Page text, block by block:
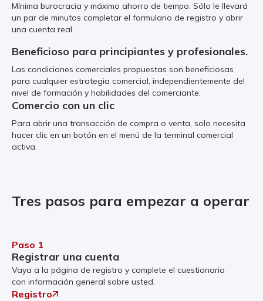
Mínima burocracia y máximo ahorro de tiempo. Sólo le llevará
un par de minutos completar el formulario de registro y abrir
una cuenta real.
Beneficioso para principiantes y profesionales.
Las condiciones comerciales propuestas son beneficiosas
para cualquier estrategia comercial, independientemente del
nivel de formación y habilidades del comerciante.
Comercio con un clic
Para abrir una transacción de compra o venta, solo necesita
hacer clic en un botón en el menú de la terminal comercial
activa.
Tres pasos para empezar a operar
Paso 1
Registrar una cuenta
Vaya a la página de registro y complete el cuestionario
con información general sobre usted.
Registro